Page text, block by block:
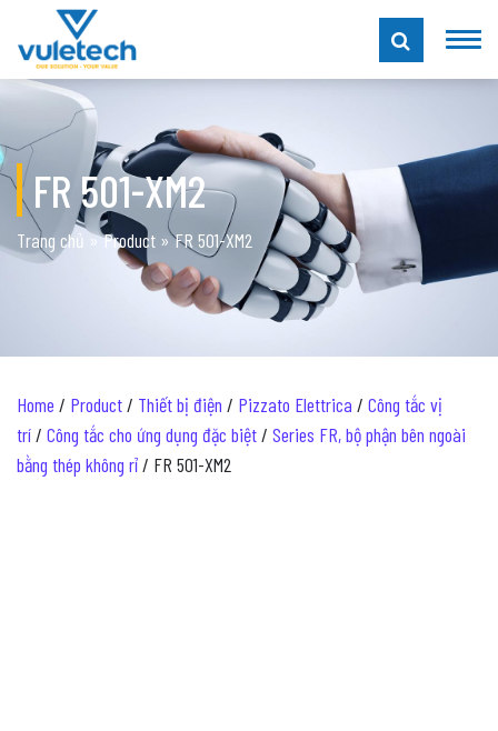
FR 501-XM2
Trang chủ »Product »FR 501-XM2
Home / Product/ Thiết bị điện / Pizzato Elettrica / Công tắc vị
trí/ Công tắc cho ứng dụng đặc biệt/ Series FR, bộ phận bên ngoài
bằng thép không rỉ/ FR 501-XM2